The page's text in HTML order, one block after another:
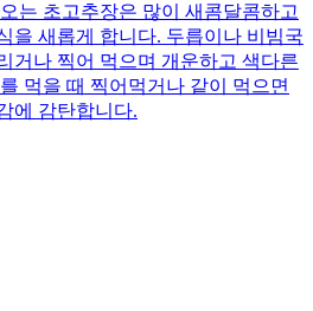
는 초고추장은 많이 새콤달콤하고
을 새롭게 합니다. 두릅이나 비빔국
거나 찍어 먹으며 개운하고 색다른
먹을 때 찍어먹거나 같이 먹으면
에 감탄합니다.